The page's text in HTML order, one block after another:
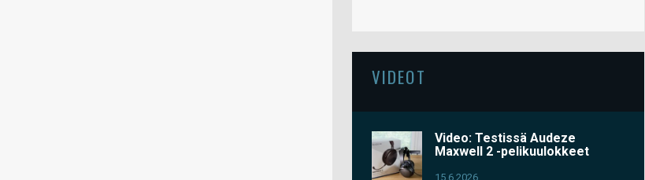
VIDEOT
Video: Testissä Audeze
Maxwell 2 -pelikuulokkeet
15.6.2026